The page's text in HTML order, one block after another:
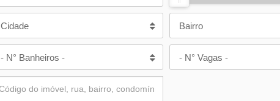
Cidade Bairro
- N° Banheiros - - N° Vagas -